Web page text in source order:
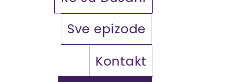
Sve epizode
Kontakt